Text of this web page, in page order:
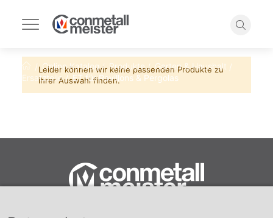
Navigation
umschalten
Suche
StartseiteOnline Katalog Produkte
Garten & Haushalt
Ersatzteile
ET für Pavillons & Pergolas
Leider können wir keine passenden Produkte zu
ihrer Auswahl finden.